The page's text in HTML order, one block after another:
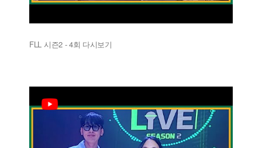
FLL 시즌2 - 4회 다시보기